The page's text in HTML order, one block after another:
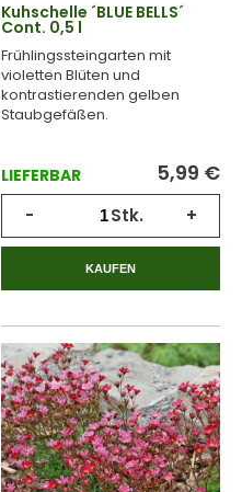
Kuhschelle ´BLUE BELLS´
Cont. 0,5 l
Frühlingssteingarten mit
violetten Blüten und
kontrastierenden gelben
Staubgefäßen.
LIEFERBAR 5,99 €
- Stk. +
KAUFEN